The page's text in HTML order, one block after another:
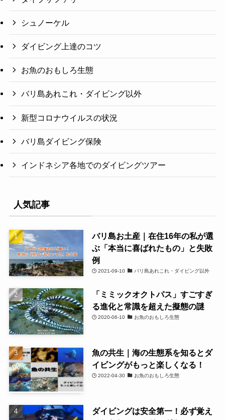
シュノーケル
ダイビング上達のコツ
お魚のおもしろ生態
バリ島あれこれ・ダイビング以外
新型コロナウイルスの状況
バリ島ダイビング保険
インドネシア各地でのダイビングツアー
人気記事
バリ島お土産｜在住16年の私が選
ぶ「本当に喜ばれたもの」と失敗
例
2021-09-10 バリ島あれこれ・ダイビング以外
「ミミックオクトパス」すごすぎ
る進化と常識を超えた擬態の謎
2020-06-10 お魚のおもしろ生態
魚の共生｜海の生態系を知るとダ
イビングがもっと楽しくなる！
2022-04-30 お魚のおもしろ生態
ダイビングは安全第一！必ず覚え